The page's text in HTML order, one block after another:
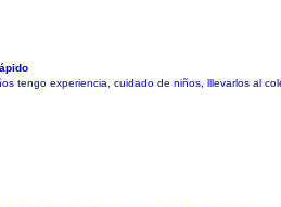
tengo experiencia, cuidado de niños, lllevarlos al